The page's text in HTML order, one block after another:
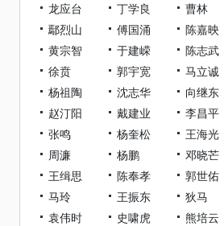
龙应台
丁学良
曹林
鄢烈山
傅国涌
陈嘉映
黄宗智
于建嵘
陈志武
徐贲
郭宇宽
马立诚
杨祖陶
沈志华
向继东
赵汀阳
戴建业
李昌平
张鸣
杨奎松
王海光
周濂
杨鹏
邓晓芒
王缉思
陈奉孝
郭世佑
马玲
王振东
狄马
袁伟时
史啸虎
熊培云